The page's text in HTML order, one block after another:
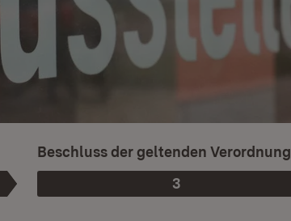
Phase
3
:
Ist die aktuelle Phase.
Beschluss der geltenden Verordnung